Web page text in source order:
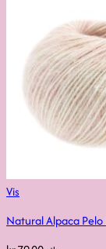
Vis
Natural Alpaca